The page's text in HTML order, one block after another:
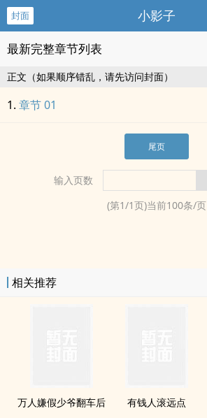
封面 小影子
最新完整章节列表
正文（如果顺序错乱，请先访问封面）
章节 01
尾页
输入页数
(第1/1页)当前100条/页
相关推荐
万人嫌假少爷翻车后 有钱人滚远点